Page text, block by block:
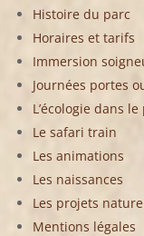
Histoire du parc
Horaires et tarifs
Immersion
Journées portes
L’écologie dans le
Le safari train
Les animations
Les naissances
Les projets nature
Mentions légales